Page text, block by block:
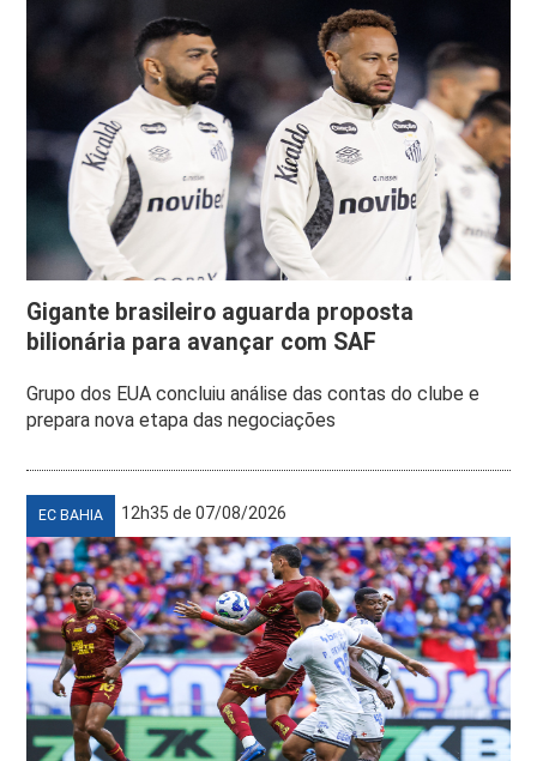
Gigante brasileiro aguarda proposta
bilionária para avançar com SAF
Grupo dos EUA concluiu análise das contas do clube e
prepara nova etapa das negociações
EC BAHIA 12h35 de 07/08/2026